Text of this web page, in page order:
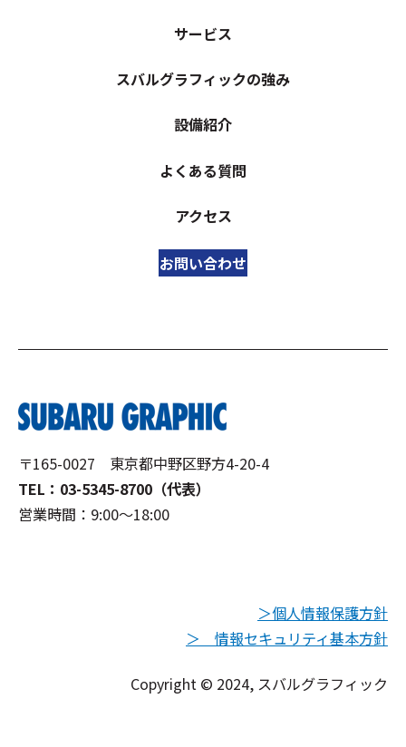
サービス
スバルグラフィックの強み
設備紹介
よくある質問
アクセス
お問い合わせ
〒165-0027 東京都中野区野方4-20-4
TEL：03-5345-8700（代表）
営業時間：9:00～18:00
＞個人情報保護方針
＞ 情報セキュリティ基本方針
Copyright © 2024, スバルグラフィック